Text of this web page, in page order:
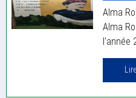
Alma
Alma
l'année